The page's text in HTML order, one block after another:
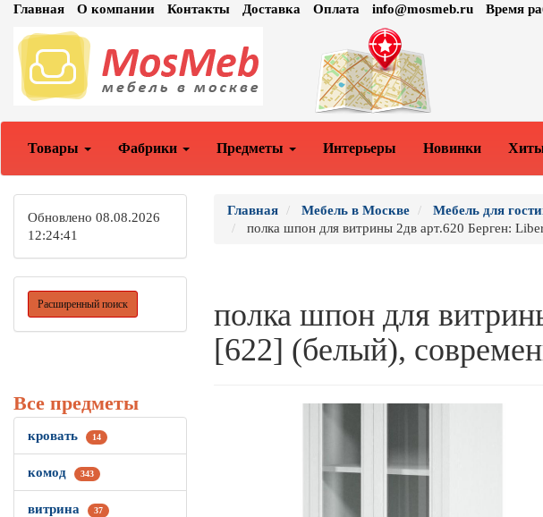
Главная О компании Контакты Доставка Оплата info@mosmeb.ru Время
Товары Фабрики Предметы Интерьеры Новинки
Обновлено 08.08.2026
12:24:41
Расширенный поиск
Все предметы
кровать 14
комод 343
витрина 37
Главная Мебель в Москве Мебель для
полка шпон для витрины 2дв арт.620 Берген:
полка шпон для
[622] (белый),